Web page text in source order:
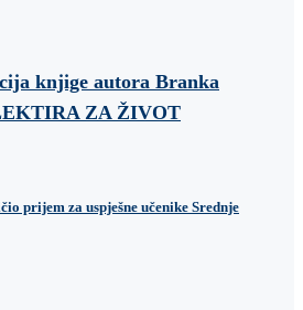
knjige autora Branka
ZA ŽIVOT
prijem za uspješne učenike Srednje